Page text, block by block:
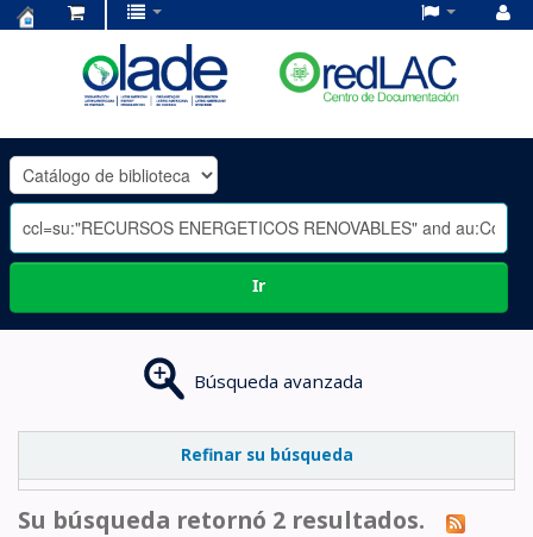
OLADE
-
Ir
Búsqueda avanzada
Refinar su búsqueda
Su búsqueda retornó 2 resultados.